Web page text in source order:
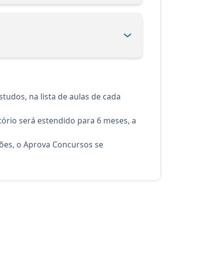
na lista de aulas de cada
será estendido para 6 meses, a
o Aprova Concursos se